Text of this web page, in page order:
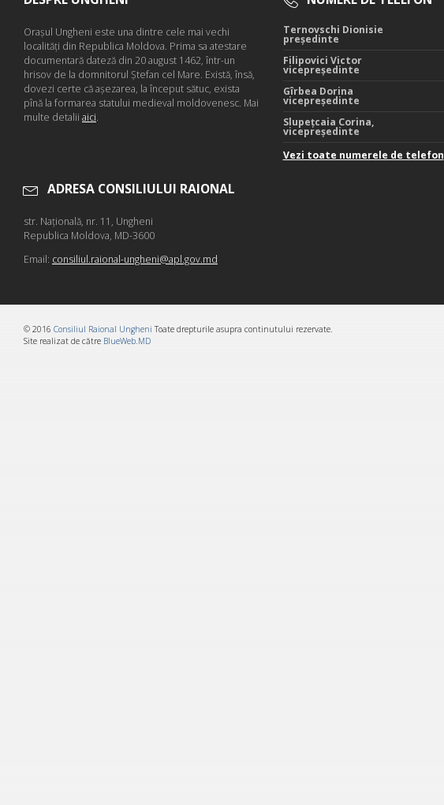
Oraşul Ungheni este una dintre cele mai vechi
localităţi din Republica Moldova. Prima sa atestare
documentară dateză din 20 august 1462, într-un
hrisov de la domnitorul Ştefan cel Mare. Există, însă,
dovezi certe că aşezarea, la început sătuc, exista
pînă la formarea statului medieval moldovenesc. Mai
multe detalii aici.
Ternovschi Dionisie
președinte
Filipovici Victor
vicepreședinte
Gîrbea Dorina
vicepreședinte
Slupețcaia Corina,
vicepreședinte
Vezi toate numerele de telefon
ADRESA CONSILIULUI RAIONAL
str. Naţională, nr. 11, Ungheni
Republica Moldova, MD-3600
Email: consiliul.raional-ungheni@apl.gov.md
© 2016 Consiliul Raional Ungheni Toate drepturile asupra continutului rezervate.
Site realizat de către BlueWeb.MD